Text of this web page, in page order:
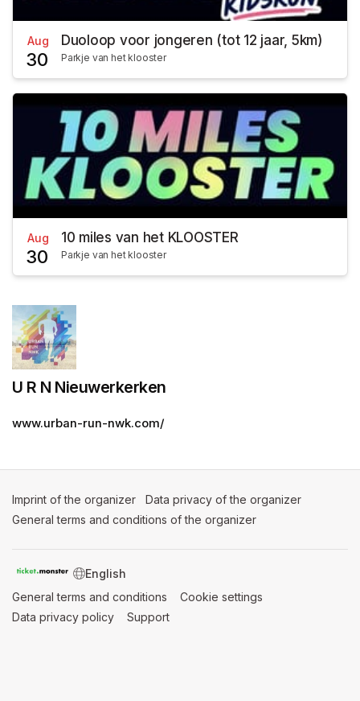
Aug
30
Duoloop voor jongeren (tot 12 jaar, 5km)
Parkje van het klooster
Aug
30
10 miles van het KLOOSTER
Parkje van het klooster
U R N Nieuwerkerken
www.urban-run-nwk.com/
Imprint of the organizer (opens in a new tab)
Data privacy of the organizer
General terms and conditions of the organizer
SWITCH LANGUAGE
General terms and conditions (opens in a new tab)
Cookie settings
Data privacy policy (opens in a new tab)
Support